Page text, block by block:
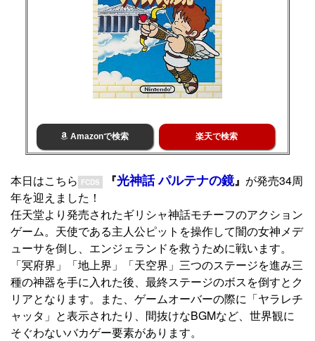
Amazonで検索 楽天で検索
本日はこちら FCDS 『光神話 パルテナの鏡』 が発売34周
年を迎えました！
任天堂より発売されたギリシャ神話モチーフのアクション
ゲーム。天使である主人公ピットを操作して闇の女神メデ
ューサを倒し、エンジェランドを救うために戦います。
「冥府界」「地上界」「天空界」三つのステージを進み三
種の神器を手に入れた後、最終ステージのボスを倒すとク
リアとなります。また、ゲームオーバーの際に「ヤラレチ
ャッタ」と表示されたり、間抜けなBGMなど、世界観に
そぐわないバカゲー要素があります。